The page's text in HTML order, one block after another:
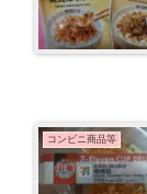
コンビニ商品等